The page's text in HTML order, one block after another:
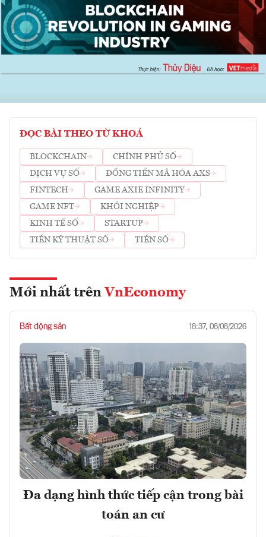
ĐỌC BÀI THEO TỪ KHOÁ
BLOCKCHAIN
CHÍNH PHỦ SỐ
DỊCH VỤ SỐ
ĐỒNG TIỀN MÃ HÓA AXS
FINTECH
GAME AXIE INFINITY
GAME NFT
KHỞI NGHIỆP
KINH TẾ SỐ
STARTUP
TIỀN KỸ THUẬT SỐ
TIỀN SỐ
Mới nhất trên VnEconomy
Bất động sản 18:37, 08/08/2026
Đa dạng hình thức tiếp cận trong bài
toán an cư